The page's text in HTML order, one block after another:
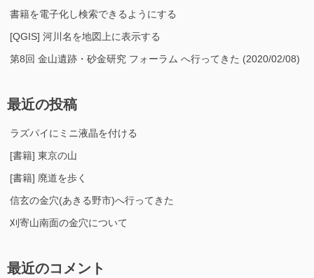
書籍を電子化し検索できるようにする
[QGIS] 河川名を地図上に表示する
第8回 金山遺跡・砂金研究 フォーラム へ行ってきた (2020/02/08)
最近の投稿
ラズパイにミニ液晶を付ける
[書籍] 東京の山
[書籍] 廃道を歩く
信玄の金穴(あきる野市)へ行ってきた
刈寄山南面の金穴について
最近のコメント